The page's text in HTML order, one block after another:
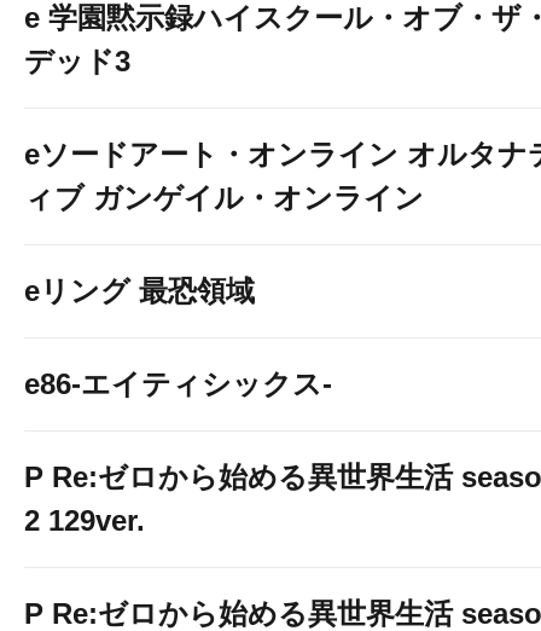
e 学園黙示録ハイスクール・オブ・ザ
デッド3
eソードアート・オンライン オルタナ
ィブ ガンゲイル・オンライン
eリング 最恐領域
e86-エイティシックス-
P Re:ゼロから始める異世界生活
2 129ver.
P Re:ゼロから始める異世界生活